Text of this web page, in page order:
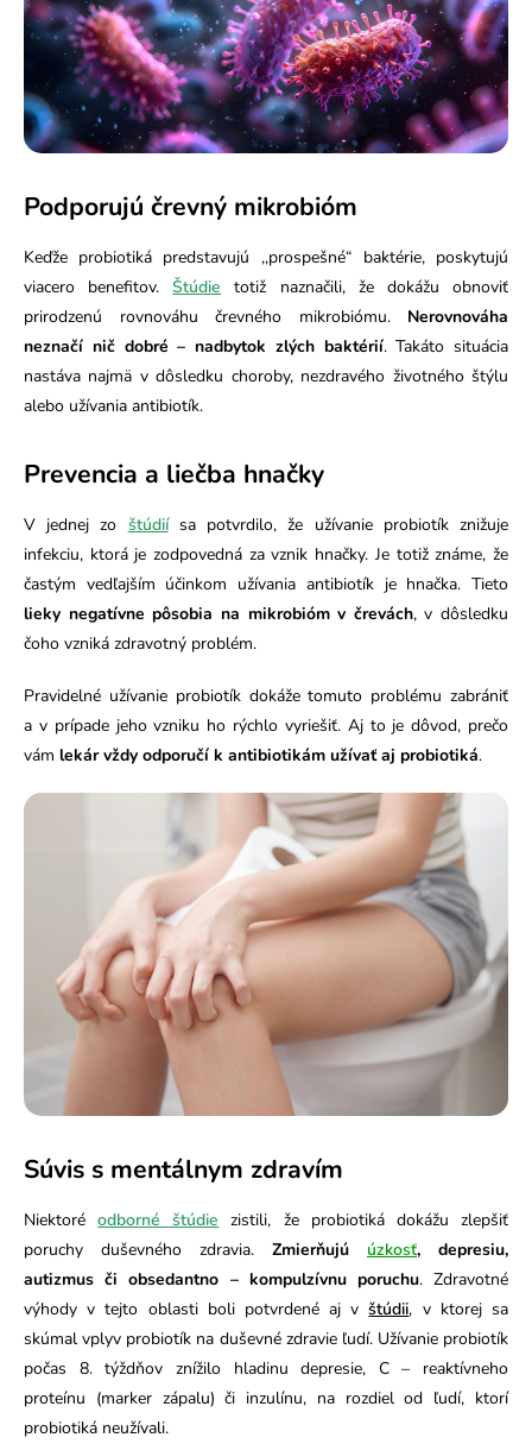
Podporujú črevný mikrobióm
Keďže probiotiká predstavujú ,,prospešné“ baktérie, poskytujú
viacero benefitov.Štúdie
totiž naznačili, že dokážu obnoviť
prirodzenú rovnováhu črevného mikrobiómu. Nerovnováha
neznačí nič dobré – nadbytok zlých baktérií. Takáto situácia
nastáva najmä v dôsledku choroby, nezdravého životného štýlu
alebo užívania antibiotík.
Prevencia a liečba hnačky
V jednej zo štúdií sa potvrdilo, že užívanie probiotík znižuje
infekciu, ktorá je zodpovedná za vznik hnačky. Je totiž známe, že
častým vedľajším účinkom užívania antibiotík je hnačka. Tieto
lieky negatívne pôsobia na mikrobióm v črevách, v dôsledku
čoho vzniká zdravotný problém.
Pravidelné užívanie probiotík dokáže tomuto problému zabrániť
a v prípade jeho vzniku ho rýchlo vyriešiť. Aj to je dôvod, prečo
vám lekár vždy odporučí k antibiotikám užívať aj probiotiká.
Súvis s mentálnym zdravím
Niektoréodborné štúdie zistili, že probiotiká dokážu zlepšiť
poruchy duševného zdravia. Zmierňujú úzkosť, depresiu,
autizmus či obsedantno – kompulzívnu poruchu. Zdravotné
výhody v tejto oblasti boli potvrdené aj vštúdii, v ktorej sa
skúmal vplyv probiotík na duševné zdravie ľudí. Užívanie probiotík
počas 8. týždňov znížilo hladinu depresie, C – reaktívneho
proteínu (marker zápalu) či inzulínu, na rozdiel od ľudí, ktorí
probiotiká neužívali.